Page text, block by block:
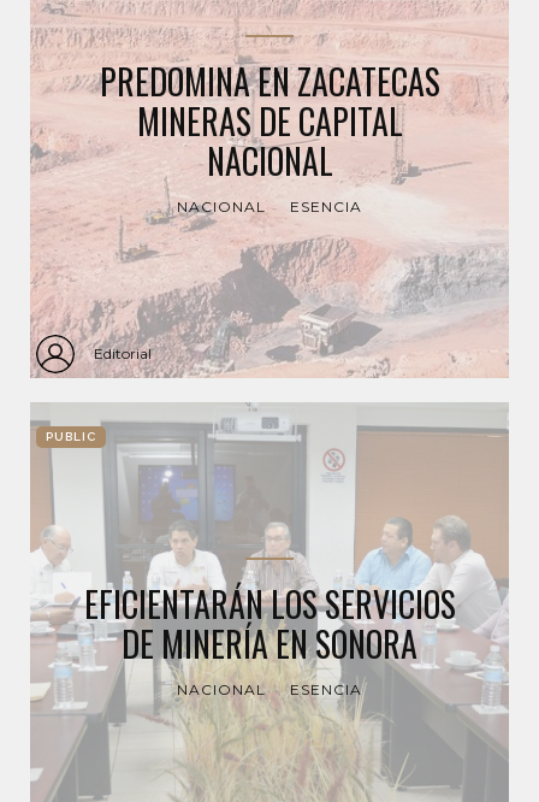
PREDOMINA EN ZACATECAS
MINERAS DE CAPITAL
NACIONAL
NACIONAL ESENCIA
Editorial
PUBLIC
EFICIENTARÁN LOS SERVICIOS
DE MINERÍA EN SONORA
NACIONAL ESENCIA